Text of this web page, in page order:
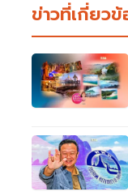
ข่าวที่เกี่ยว